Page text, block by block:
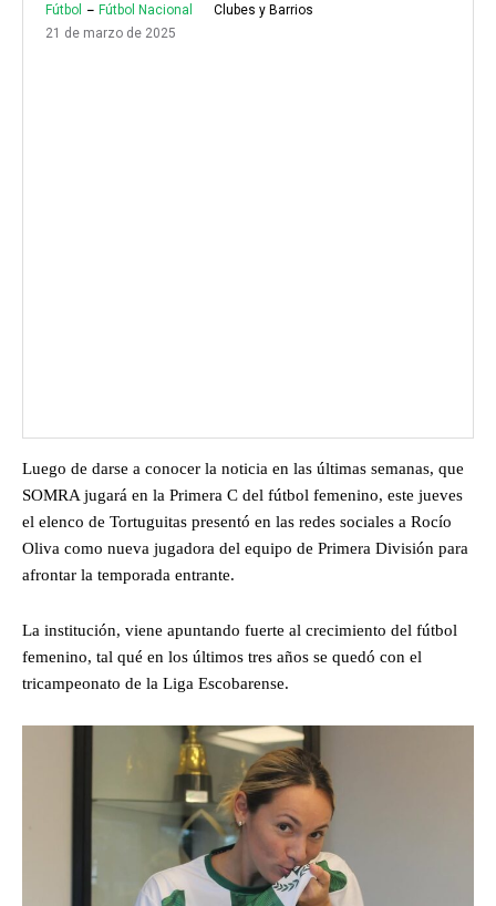
Fútbol Fútbol Nacional
Clubes y Barrios
21 de marzo de 2025
Luego de darse a conocer la noticia en las últimas semanas, que
SOMRA jugará en la Primera C del fútbol femenino, este jueves
el elenco de Tortuguitas presentó en las redes sociales a Rocío
Oliva como nueva jugadora del equipo de Primera División para
afrontar la temporada entrante.
La institución, viene apuntando fuerte al crecimiento del fútbol
femenino, tal qué en los últimos tres años se quedó con el
tricampeonato de la Liga Escobarense.